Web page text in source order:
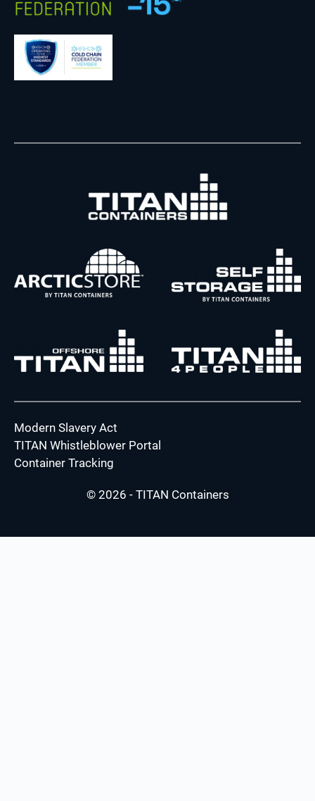
Modern Slavery Act
TITAN Whistleblower Portal
Container Tracking
© 2026 - TITAN Containers